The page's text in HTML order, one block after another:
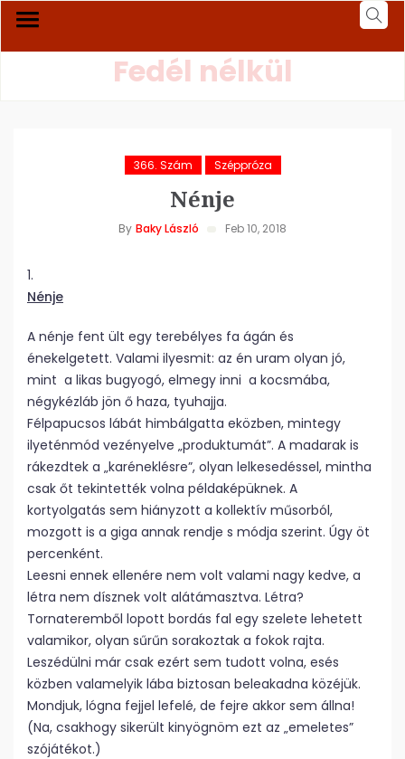
Fedél nélkül
366. Szám Széppróza
Nénje
By Baky László Feb 10, 2018
1.
Nénje
A nénje fent ült egy terebélyes fa ágán és
énekelgetett. Valami ilyesmit: az én uram olyan jó,
mint a likas bugyogó, elmegy inni a kocsmába,
négykézláb jön ő haza, tyuhajja.
Félpapucsos lábát himbálgatta eközben, mintegy
ilyeténmód vezényelve „produktumát”. A madarak is
rákezdtek a „karéneklésre”, olyan lelkesedéssel, mintha
csak őt tekintették volna példaképüknek. A
kortyolgatás sem hiányzott a kollektív műsorból,
mozgott is a giga annak rendje s módja szerint. Úgy öt
percenként.
Leesni ennek ellenére nem volt valami nagy kedve, a
létra nem dísznek volt alátámasztva. Létra?
Tornateremből lopott bordás fal egy szelete lehetett
valamikor, olyan sűrűn sorakoztak a fokok rajta.
Leszédülni már csak ezért sem tudott volna, esés
közben valamelyik lába biztosan beleakadna közéjük.
Mondjuk, lógna fejjel lefelé, de fejre akkor sem állna!
(Na, csakhogy sikerült kinyögnöm ezt az „emeletes”
szójátékot.)